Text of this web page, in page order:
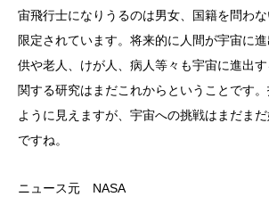
宙飛行士になりうるのは男女、国籍を問わ
限定されています。将来的に人間が宇宙に
供や老人、けが人、病人等々も宇宙に進出
関する研究はまだこれからということです
ように見えますが、宇宙への挑戦はまだま
ですね。
ニュース元 NASA